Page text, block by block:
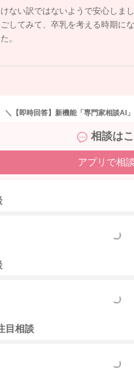
ない訳ではないようで安心しまし
してみて、卒乳を考える時期に
。
＼【即時回答】新機能「専門家相談AI
相談は
アプリで相
もっと見る
もっと見る
目相談
もっと見る